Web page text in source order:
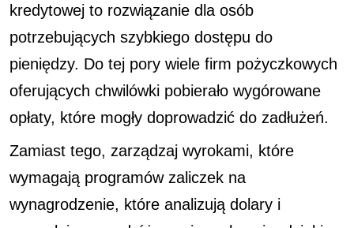
kredytowej to rozwiązanie dla osób
potrzebujących szybkiego dostępu do
pieniędzy. Do tej pory wiele firm pożyczkowych
oferujących chwilówki pobierało wygórowane
opłaty, które mogły doprowadzić do zadłużeń.
Zamiast tego, zarządzaj wyrokami, które
wymagają programów zaliczek na
wynagrodzenie, które analizują dolary i